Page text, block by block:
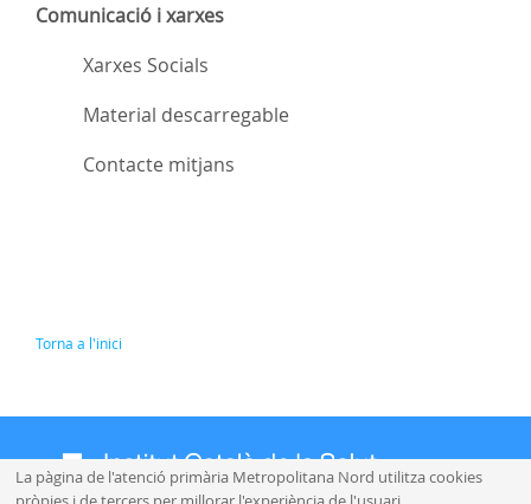
Comunicació i xarxes
Xarxes Socials
Material descarregable
Contacte mitjans
Torna a l'inici
La pàgina de l'atenció primària Metropolitana Nord utilitza cookies